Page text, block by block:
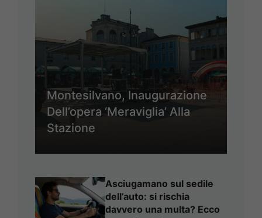
Montesilvano, Inaugurazione
Dell’opera ‘Meraviglia’ Alla
Stazione
Asciugamano sul sedile
dell’auto: si rischia
davvero una multa? Ecco